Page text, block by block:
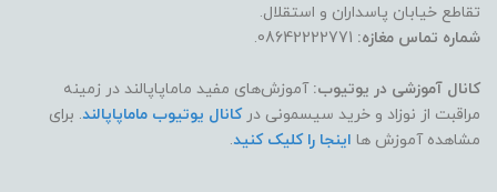
تقاطع خیابان پاسداران و استقلال.
شماره تماس مغازه:
کانال آموزشی در یوتیوب: آموزش‌های مفید ماماپاپالند در زمینه
مراقبت از نوزاد و خرید سیسمونی درکانال یوتیوب ماماپاپالند. برای
مشاهده آموزش ها اینجا را کلیک کنید.